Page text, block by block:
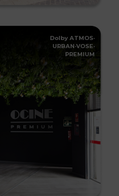
Dolby ATMOS·
URBAN·VOSE·
PREMIUM